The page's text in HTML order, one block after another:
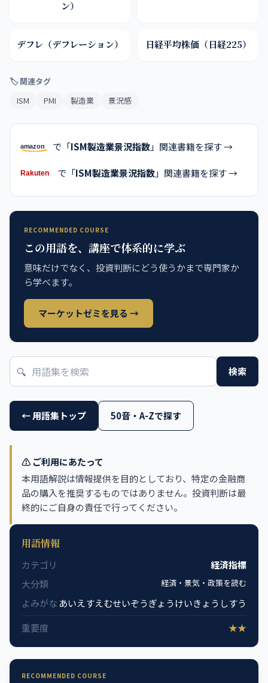
ン）
デフレ（デフレーション） 日経平均株価（日経225）
🏷 関連タグ
ISM
PMI 製造業 景況感
で「ISM製造業景況指数」関連書籍を探す →
で「ISM製造業景況指数」関連書籍を探す →
RECOMMENDED COURSE
この用語を、講座で体系的に学ぶ
意味だけでなく、投資判断にどう使うかまで専門家か
ら学べます。
マーケットゼミを見る →
🔍 検索
← 用語集トップ 50音・A-Zで探す
⚠️ ご利用にあたって
本用語解説は情報提供を目的としており、特定の金融商
品の購入を推奨するものではありません。投資判断は最
終的にご自身の責任で行ってください。
用語情報
カテゴリ
経済指標
大分類
経済・景気・政策を読む
よみがな あいえすえむせいぞうぎょうけいきょうしすう
重要度
★★
RECOMMENDED COURSE